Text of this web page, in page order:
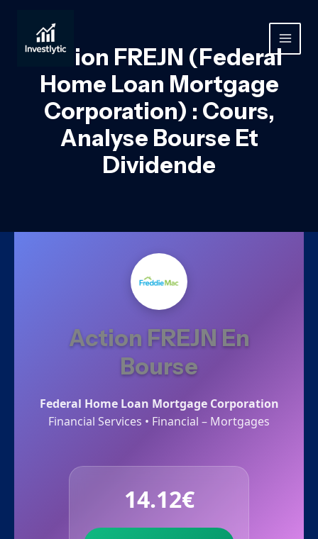
contenu
MAIN
Action FREJN (Federal
Home Loan Mortgage
Corporation) : Cours,
Analyse Bourse Et
Dividende
Action FREJN En
Bourse
Federal Home Loan Mortgage Corporation
Financial Services • Financial – Mortgages
14.12€